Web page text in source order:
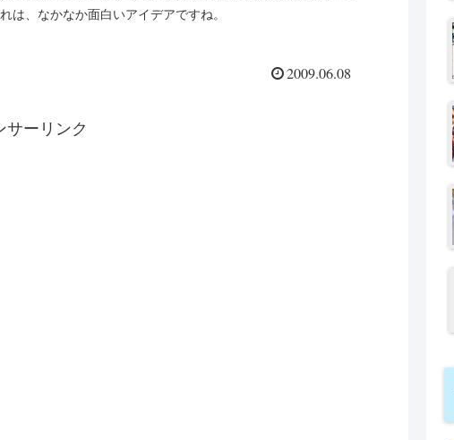
れは、なかなか面白いアイデアですね。
2009.06.08
サーリンク